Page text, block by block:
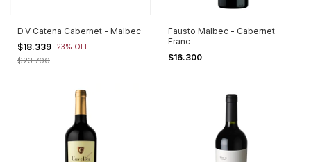
D.V Catena Cabernet - Malbec
$18.339 -23% OFF
$23.700
Fausto Malbec - Cabernet
Franc
$16.300